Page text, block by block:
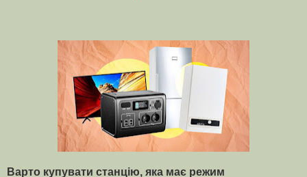
Варто купувати станцію, яка має режим